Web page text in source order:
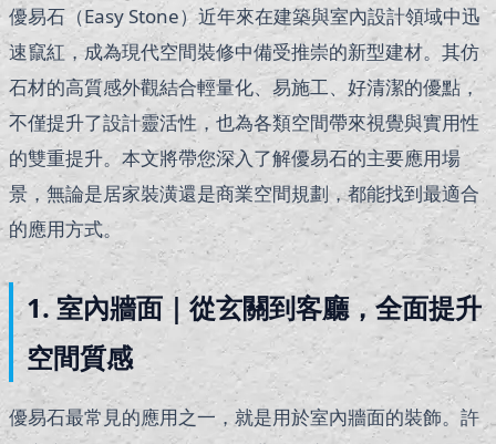
優易石（Easy Stone）近年來在建築與室內設計領域中迅
速竄紅，成為現代空間裝修中備受推崇的新型建材。其仿
石材的高質感外觀結合輕量化、易施工、好清潔的優點，
不僅提升了設計靈活性，也為各類空間帶來視覺與實用性
的雙重提升。本文將帶您深入了解優易石的主要應用場
景，無論是居家裝潢還是商業空間規劃，都能找到最適合
的應用方式。
1. 室內牆面｜從玄關到客廳，全面提升
空間質感
優易石最常見的應用之一，就是用於室內牆面的裝飾。許